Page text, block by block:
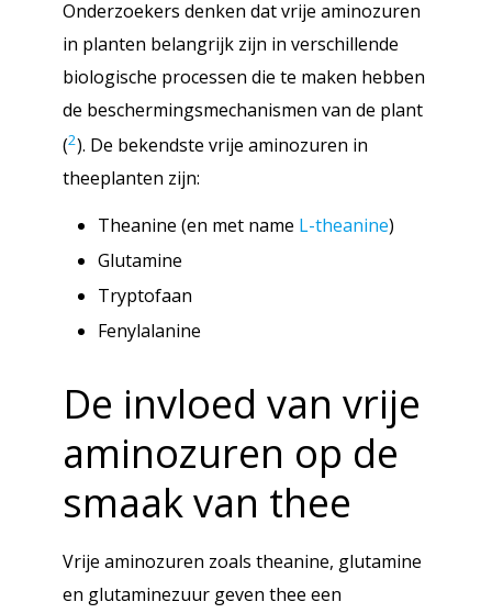
Onderzoekers denken dat vrije aminozuren
in planten belangrijk zijn in verschillende
biologische processen die te maken hebben
de beschermingsmechanismen van de plant
(2). De bekendste vrije aminozuren in
theeplanten zijn:
Theanine (en met name L-theanine)
Glutamine
Tryptofaan
Fenylalanine
De invloed van vrije
aminozuren op de
smaak van thee
Vrije aminozuren zoals theanine, glutamine
en glutaminezuur geven thee een